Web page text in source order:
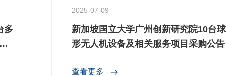
多
2025-07-09
新加坡国立大学广州创新研究院10台球
形无人机设备及相关服务项目采购公告
查看更多